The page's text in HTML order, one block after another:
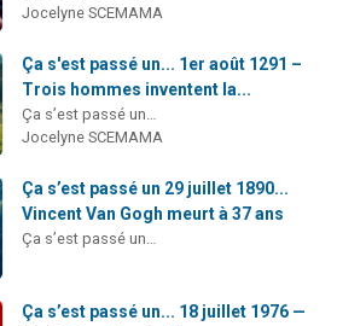
Jocelyne SCEMAMA
Ça s'est passé un... 1er août 1291 –
Trois hommes inventent la...
Ça s’est passé un…
Jocelyne SCEMAMA
Ça s’est passé un 29 juillet 1890...
Vincent Van Gogh meurt à 37 ans
Ça s’est passé un…
Ça s’est passé un... 18 juillet 1976 —